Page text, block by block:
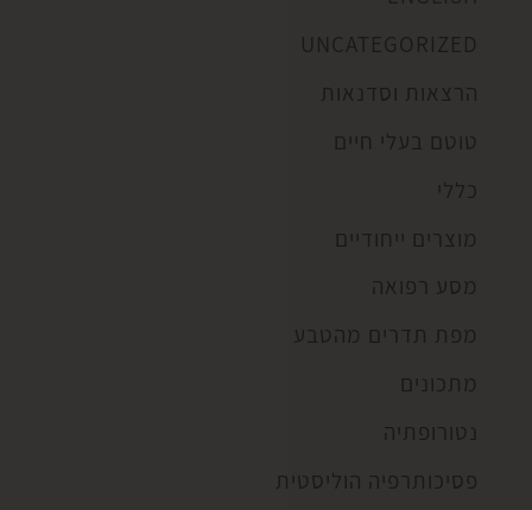
UNCATEGORIZED
הרצאות וסדנאות
טוטם בעלי חיים
כללי
מוצרים ייחודיים
מסע רפואה
מפת תדרים מהטבע
מתכונים
נטורופתיה
פסיכותרפיה הוליסטית